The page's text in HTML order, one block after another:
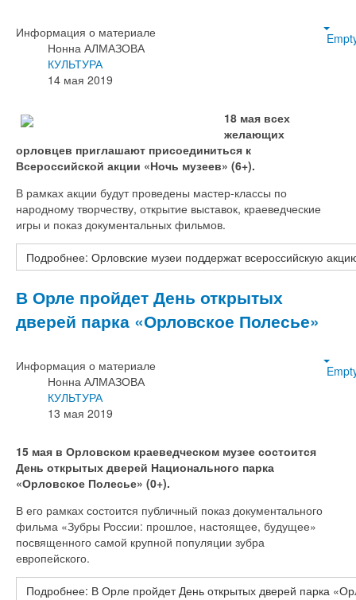
Информация о материале
Нонна АЛМАЗОВА
КУЛЬТУРА
14 мая 2019
18 мая всех
желающих
орловцев приглашают присоединиться к
Всероссийской акции «Ночь музеев» (6+).
В рамках акции будут проведены мастер-классы по
народному творчеству, открытие выставок, краеведческие
игры и показ документальных фильмов.
Подробнее: Орловские музеи поддержат всероссийскую
В Орле пройдет День открытых
дверей парка «Орловское Полесье»
Информация о материале
Нонна АЛМАЗОВА
КУЛЬТУРА
13 мая 2019
15 мая в Орловском краеведческом музее состоится
День открытых дверей Национального парка
«Орловское Полесье» (0+).
В его рамках состоится публичный показ документального
фильма «Зубры России: прошлое, настоящее, будущее»
посвященного самой крупной популяции зубра
европейского.
Подробнее: В Орле пройдет День открытых дверей парка